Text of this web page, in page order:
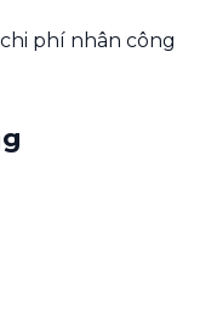
phí nhân công